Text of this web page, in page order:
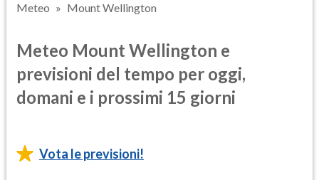
Meteo Mount Wellington
Meteo Mount Wellington e
previsioni del tempo per oggi,
domani e i prossimi 15 giorni
Vota le previsioni!